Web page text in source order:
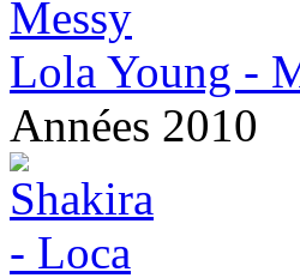
Lola Young -
Années 2010